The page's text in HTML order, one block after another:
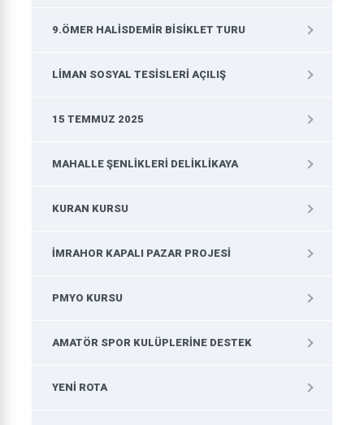
9.ÖMER HALISDEMIR BISIKLET TURU
LIMAN SOSYAL TESISLERI AÇILIŞ
15 TEMMUZ 2025
MAHALLE ŞENLIKLERI DELIKLIKAYA
KURAN KURSU
IMRAHOR KAPALI PAZAR PROJESI
PMYO KURSU
AMATÖR SPOR KULÜPLERINE DESTEK
YENI ROTA